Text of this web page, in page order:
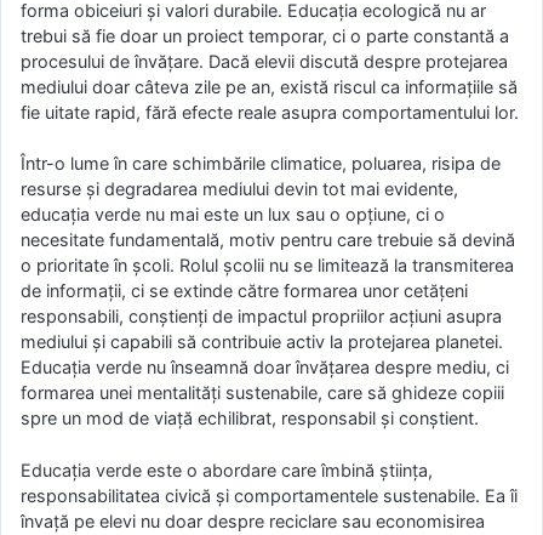
forma obiceiuri și valori durabile. Educația ecologică nu ar
trebui să fie doar un proiect temporar, ci o parte constantă a
procesului de învățare. Dacă elevii discută despre protejarea
mediului doar câteva zile pe an, există riscul ca informațiile să
fie uitate rapid, fără efecte reale asupra comportamentului lor.
Într-o lume în care schimbările climatice, poluarea, risipa de
resurse și degradarea mediului devin tot mai evidente,
educația verde nu mai este un lux sau o opțiune, ci o
necesitate fundamentală, motiv pentru care trebuie să devină
o prioritate în școli. Rolul școlii nu se limitează la transmiterea
de informații, ci se extinde către formarea unor cetățeni
responsabili, conștienți de impactul propriilor acțiuni asupra
mediului și capabili să contribuie activ la protejarea planetei.
Educația verde nu înseamnă doar învățarea despre mediu, ci
formarea unei mentalități sustenabile, care să ghideze copiii
spre un mod de viață echilibrat, responsabil și conștient.
Educația verde este o abordare care îmbină știința,
responsabilitatea civică și comportamentele sustenabile. Ea îi
învață pe elevi nu doar despre reciclare sau economisirea